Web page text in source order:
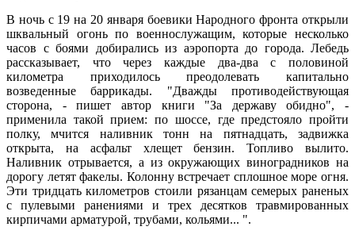
В ночь с 19 на 20 января боевики Народного фронта открыли
шквальный огонь по военнослужащим, которые несколько
часов с боями добирались из аэропорта до города. Лебедь
рассказывает, что через каждые два-два с половиной
километра приходилось преодолевать капитально
возведенные баррикады. "Дважды противодействующая
сторона, - пишет автор книги "За державу обидно", -
применила такой прием: по шоссе, где предстояло пройти
полку, мчится наливник тонн на пятнадцать, задвижка
открыта, на асфальт хлещет бензин. Топливо вылито.
Наливник отрывается, а из окружающих виноградников на
дорогу летят факелы. Колонну встречает сплошное море огня.
Эти тридцать километров стоили рязанцам семерых раненых
с пулевыми ранениями и трех десятков травмированных
кирпичами арматурой, трубами, кольями... ".